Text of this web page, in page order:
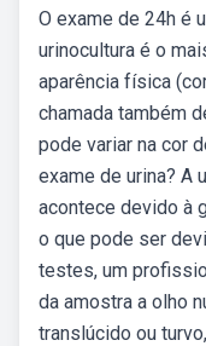
O exame de 24h é
urinocultura é o
aparência física
chamada também
pode variar na cor
exame de urina? A
acontece devido à
o que pode ser
testes, um
da amostra a olho
translúcido ou